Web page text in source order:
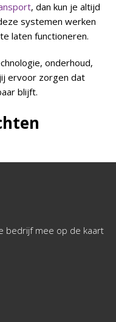
, dan kun je altijd
systemen werken
laten functioneren.
onderhoud,
ervoor zorgen dat
blijft.
bedrijf mee op de kaart